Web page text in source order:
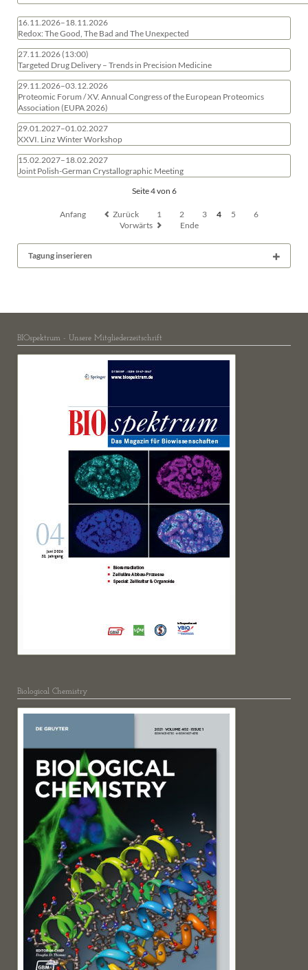
16.11.2026–18.11.2026
Redox: The Good, The Bad and The Unexpected
27.11.2026(13:00)
Targeted Drug Delivery – Trends in Precision Medicine
29.11.2026–03.12.2026
Proteomic Forum / XV. Annual Congress of the European Proteomics
Association (EUPA 2026)
29.01.2027–01.02.2027
XXVI. Linz Winter Workshop
15.02.2027–18.02.2027
Joint Polish-German Crystallographic Meeting
Seite 4 von 6
Anfang Zurück 1 2 3 4 5
6
Vorwärts
Ende
Tagung inserieren
BIOspektrum - Unsere Mitgliederzeitschrift
Biological Chemistry